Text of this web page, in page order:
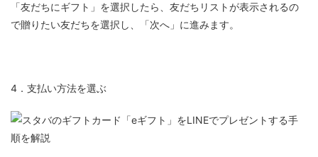
「友だちにギフト」を選択したら、友だちリストが表示されるの
で贈りたい友だちを選択し、「次へ」に進みます。
4．支払い方法を選ぶ